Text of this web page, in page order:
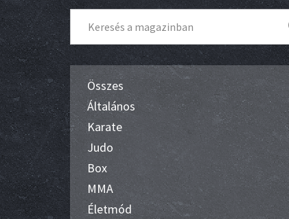
Összes
Általános
Karate
Judo
Box
MMA
Életmód